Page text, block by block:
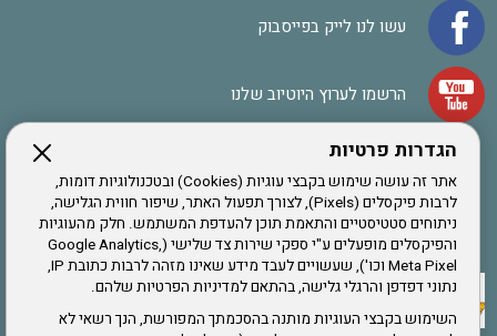
הגדרות פרטיות
אתר זה עושה שימוש בקבצי עוגיות (Cookies) ובטכנולוגיות דומות,
לרבות פיקסלים (Pixels), לצורך תפעול האתר, שיפור חווית הגלישה,
ניתוחים סטטיסטיים והתאמת תוכן להעדפת המשתמש. חלק מהעוגיות
והפיקסלים מופעלים ע"י ספקי שירות צד שלישי (Google Analytics,
Meta Pixel וכו'), שעשויים לעבד מידע שאינו מזהה לרבות כתובת IP,
נתוני דפדפן והרגלי גלישה, בהתאם למדיניות הפרטיות שלהם.
השימוש בקבצי העוגיות מותנה בהסכמתך המפורשת, הנך רשאי לא
עשו לנו לייק בפייסבוק
הרשמו לערוץ היוטיוב שלנו
אתר צה"ל
תקנון האתר